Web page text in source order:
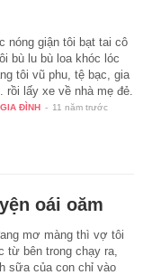
nóng giận tôi bạt tai cô
bù lu bù loa khóc lóc
tôi vũ phu, tệ bạc, gia
rồi lấy xe về nhà mẹ đẻ.
ĐÌNH - 11 năm trước
oái oăm
mơ màng thì vợ tôi
từ bên trong chạy ra,
sữa của con chỉ vào